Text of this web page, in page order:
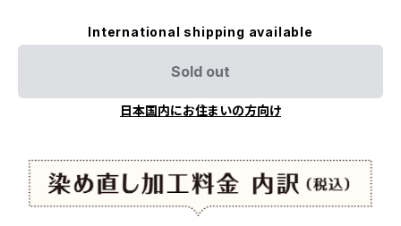
International shipping available
Sold out
日本国内にお住まいの方向け